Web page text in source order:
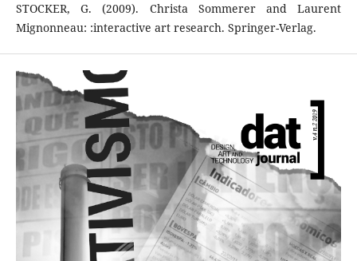
STOCKER, G. (2009). Christa Sommerer and Laurent
Mignonneau: :interactive art research. Springer-Verlag.